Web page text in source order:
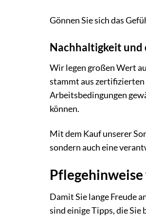
Gönnen Sie sich das
Nachhaltigkeit
Wir legen großen Wert
stammt aus
Arbeitsbedingungen
können.
Mit dem Kauf unserer
sondern auch eine
Damit Sie lange Freude
sind einige Tipps, die Sie